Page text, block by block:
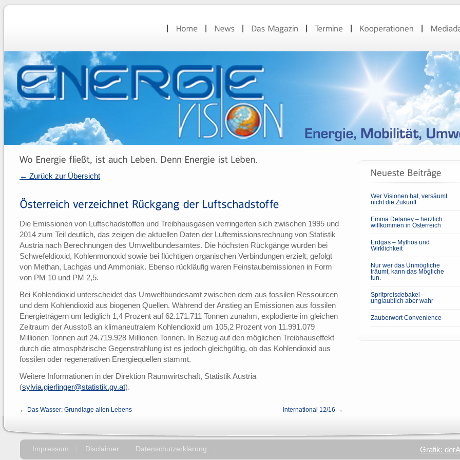
← Zurück zur Übersicht
Die Emissionen von Luftschadstoffen und Treibhausgasen verringerten sich zwischen 1995 und
2014 zum Teil deutlich, das zeigen die aktuellen Daten der Luftemissionsrechnung von Statistik
Austria nach Berechnungen des Umweltbundesamtes. Die höchsten Rückgänge wurden bei
Schwefeldioxid, Kohlenmonoxid sowie bei flüchtigen organischen Verbindungen erzielt, gefolgt
von Methan, Lachgas und Ammoniak. Ebenso rückläufig waren Feinstaubemissionen in Form
von PM 10 und PM 2,5.
Bei Kohlendioxid unterscheidet das Umweltbundesamt zwischen dem aus fossilen Ressourcen
und dem Kohlendioxid aus biogenen Quellen. Während der Anstieg an Emissionen aus fossilen
Energieträgern um lediglich 1,4 Prozent auf 62.171.711 Tonnen zunahm, explodierte im gleichen
Zeitraum der Ausstoß an klimaneutralem Kohlendioxid um 105,2 Prozent von 11.991.079
Millionen Tonnen auf 24.719.928 Millionen Tonnen. In Bezug auf den möglichen Treibhauseffekt
durch die atmosphärische Gegenstrahlung ist es jedoch gleichgültig, ob das Kohlendioxid aus
fossilen oder regenerativen Energiequellen stammt.
Weitere Informationen in der Direktion Raumwirtschaft, Statistik Austria
(sylvia.gierlinger@statistik.gv.at).
← Das Wasser: Grundlage allen Lebens International 12/16 →
Wer Visionen hat, versäumt
nicht die Zukunft
Emma Delaney – herzlich
willkommen in Österreich
Erdgas – Mythos und
Wirklichkeit
Nur wer das Unmögliche
träumt, kann das Mögliche
tun.
Spritpreisdebakel –
unglaublich aber wahr
Zauberwort Convenience
Impressum Disclaimer Datenschutzerklärung Grafik: